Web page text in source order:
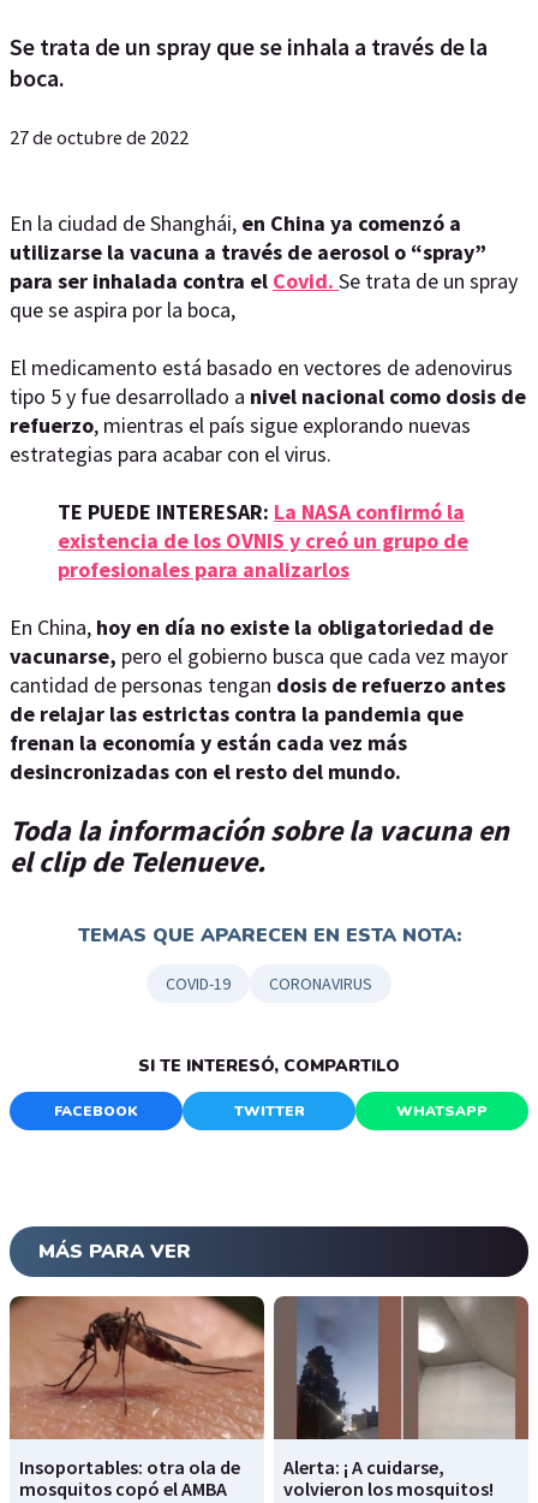
Se trata de un spray que se inhala a través de la
boca.
27 de octubre de 2022
En la ciudad de Shanghái, en China ya comenzó a
utilizarse la vacuna a través de aerosol o “spray”
para ser inhalada contra el Covid. Se trata de un spray
que se aspira por la boca,
El medicamento está basado en vectores de adenovirus
tipo 5 y fue desarrollado a nivel nacional como dosis de
refuerzo, mientras el país sigue explorando nuevas
estrategias para acabar con el virus.
TE PUEDE INTERESAR: La NASA confirmó la
existencia de los OVNIS y creó un grupo de
profesionales para analizarlos
En China, hoy en día no existe la obligatoriedad de
vacunarse, pero el gobierno busca que cada vez mayor
cantidad de personas tengan dosis de refuerzo antes
de relajar las estrictas contra la pandemia que
frenan la economía y están cada vez más
desincronizadas con el resto del mundo.
Toda la información sobre la vacuna en
el clip de Telenueve.
TEMAS QUE APARECEN EN ESTA NOTA:
COVID-19 CORONAVIRUS
SI TE INTERESÓ, COMPARTILO
FACEBOOK TWITTER WHATSAPP
MÁS PARA VER
Insoportables: otra ola de
mosquitos copó el AMBA
Alerta: ¡ A cuidarse,
volvieron los mosquitos!